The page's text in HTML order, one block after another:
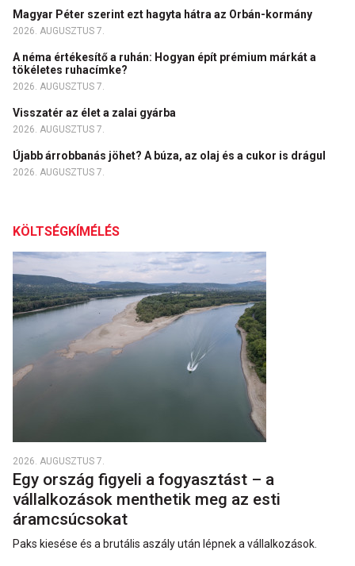
Magyar Péter szerint ezt hagyta hátra az Orbán-kormány
2026. AUGUSZTUS 7.
A néma értékesítő a ruhán: Hogyan épít prémium márkát a
tökéletes ruhacímke?
2026. AUGUSZTUS 7.
Visszatér az élet a zalai gyárba
2026. AUGUSZTUS 7.
Újabb árrobbanás jöhet? A búza, az olaj és a cukor is drágul
2026. AUGUSZTUS 7.
KÖLTSÉGKÍMÉLÉS
2026. AUGUSZTUS 7.
Egy ország figyeli a fogyasztást – a
vállalkozások menthetik meg az esti
áramcsúcsokat
Paks kiesése és a brutális aszály után lépnek a vállalkozások.